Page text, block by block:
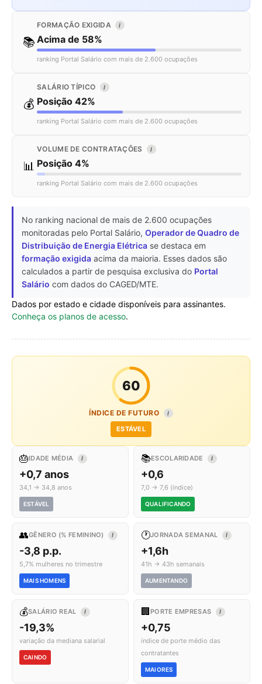
📚
FORMAÇÃO EXIGIDA I
Acima de 58%
ranking Portal Salário com mais de 2.600 ocupações
💰
SALÁRIO TÍPICO I
Posição 42%
ranking Portal Salário com mais de 2.600 ocupações
📊
VOLUME DE CONTRATAÇÕES I
Posição 4%
ranking Portal Salário com mais de 2.600 ocupações
No ranking nacional de mais de 2.600 ocupações
monitoradas pelo Portal Salário, Operador de Quadro de
Distribuição de Energia Elétrica se destaca em
formação exigida acima da maioria. Esses dados são
calculados a partir de pesquisa exclusiva do Portal
Salário com dados do CAGED/MTE.
Dados por estado e cidade disponíveis para assinantes.
Conheça os planos de acesso.
60
ÍNDICE DE FUTURO I
ESTÁVEL
🎂IDADE MÉDIA I
+0,7 anos
34,1 → 34,8 anos
ESTÁVEL
📚ESCOLARIDADE I
+0,6
7,0 → 7,6 (índice)
QUALIFICANDO
👥GÊNERO (% FEMININO) I
-3,8 p.p.
5,7% mulheres no trimestre
MAIS HOMENS
🕐JORNADA SEMANAL I
+1,6h
41h → 43h semanais
AUMENTANDO
💰SALÁRIO REAL I
-19,3%
variação da mediana salarial
CAINDO
🏢 PORTE EMPRESAS I
+0,75
índice de porte médio das
contratantes
MAIORES